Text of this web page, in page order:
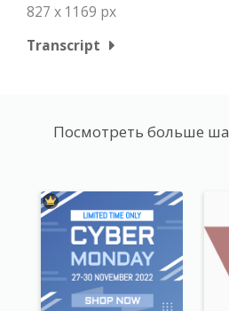
827 x 1169 px
Transcript
Посмотреть больше